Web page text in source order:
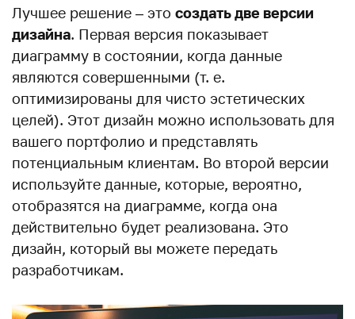
Лучшее решение – это создать две версии
дизайна. Первая версия показывает
диаграмму в состоянии, когда данные
являются совершенными (т. е.
оптимизированы для чисто эстетических
целей). Этот дизайн можно использовать для
вашего портфолио и представлять
потенциальным клиентам. Во второй версии
используйте данные, которые, вероятно,
отобразятся на диаграмме, когда она
действительно будет реализована. Это
дизайн, который вы можете передать
разработчикам.